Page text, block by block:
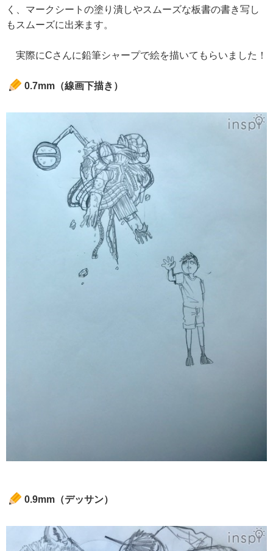
く、マークシートの塗り潰しやスムーズな板書の書き写し
もスムーズに出来ます。
実際にCさんに鉛筆シャープで絵を描いてもらいました！
0.7mm（線画下描き）
0.9mm（デッサン）